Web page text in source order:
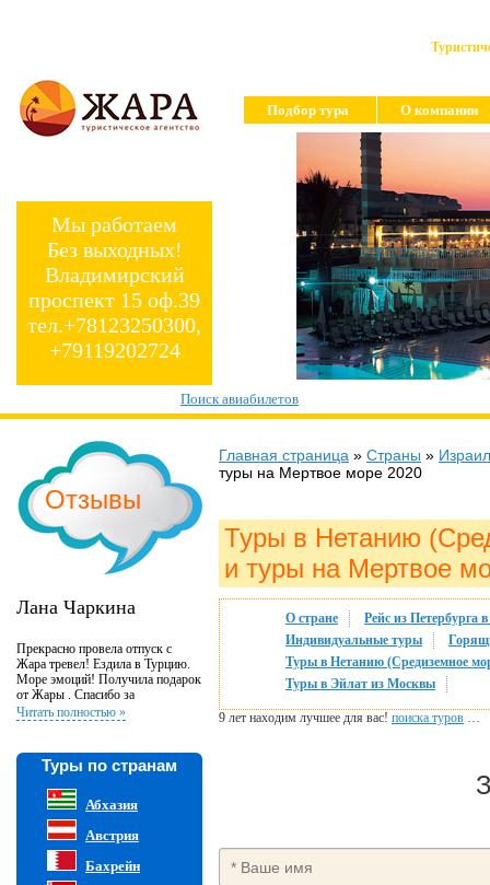
Мы работаем
Без выходных!
Владимирский
проспект 15 оф.39
тел.+78123250300,
+79119202724
Подбор тура О компании
Поиск авиабилетов
Отзывы
Лана Чаркина
Прекрасно провела отпуск с
Жара тревел! Ездила в Турцию.
Море эмоций! Получила подарок
от Жары . Спасибо за
великолепную организацию и
внимательность к клиентам!
Читать полностью »
Туры по странам
Абхазия
Австрия
Бахрейн
Главная страница » Страны »
туры на Мертвое море 2020
Туры в Нетанию
и туры на Мертвое
О стране
Рейс из Петербурга
Индивидуальные туры
Туры в Нетанию (Средиземное
Туры в Эйлат из Москвы
9 лет находим лучшее для вас! поиска туров …